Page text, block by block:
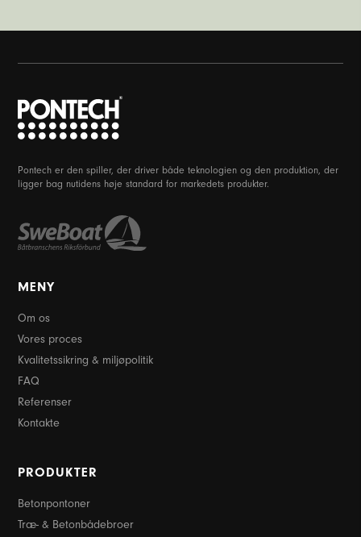
Pontech er den spiller, der driver både teknologien og den produktion, der
ligger bag nutidens høje standard for markedets produkter.
MENY
Om os
Vores proces
Kvalitetssikring & miljøpolitik
FAQ
Referenser
Kontakte
PRODUKTER
Betonpontoner
Træ- & Betonbådebroer